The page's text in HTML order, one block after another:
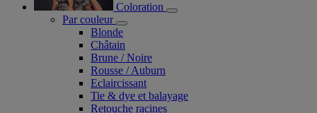
Coloration
Par couleur
Blonde
Châtain
Brune / Noire
Rousse / Auburn
Eclaircissant
Tie & dye et balayage
Retouche racines